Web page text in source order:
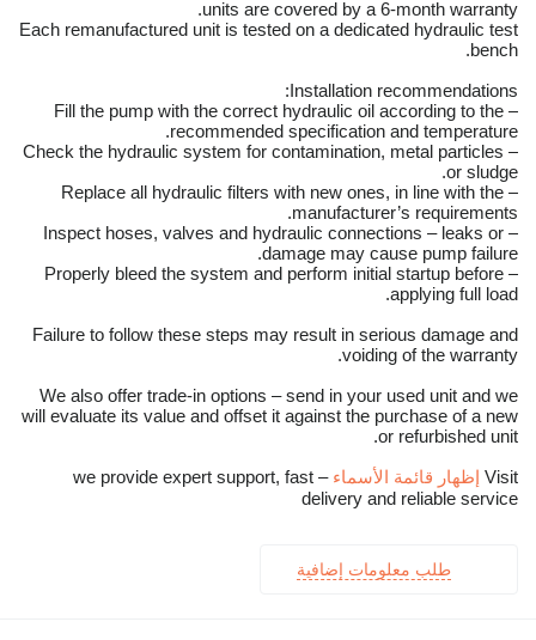
units are covered by a 6-month warranty.
Each remanufactured unit is tested on a dedicated hydraulic test
bench.
Installation recommendations:
– Fill the pump with the correct hydraulic oil according to the
recommended specification and temperature.
– Check the hydraulic system for contamination, metal particles
or sludge.
– Replace all hydraulic filters with new ones, in line with the
manufacturer’s requirements.
– Inspect hoses, valves and hydraulic connections – leaks or
damage may cause pump failure.
– Properly bleed the system and perform initial startup before
applying full load.
Failure to follow these steps may result in serious damage and
voiding of the warranty.
We also offer trade-in options – send in your used unit and we
will evaluate its value and offset it against the purchase of a new
or refurbished unit.
Visit إظهار قائمة الأسماء
– we provide expert support, fast
delivery and reliable service
طلب معلومات إضافية